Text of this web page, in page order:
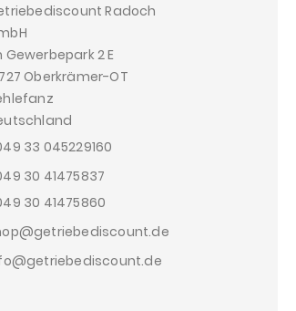
Radoch
Gewerbepark 2 E
Oberkrämer-OT
33 045229160
30 41475837
30 41475860